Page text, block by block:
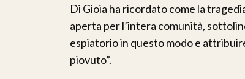
Di Gioia ha ricordato come la
aperta per l’intera comunità,
espiatorio in questo modo e
piovuto”.